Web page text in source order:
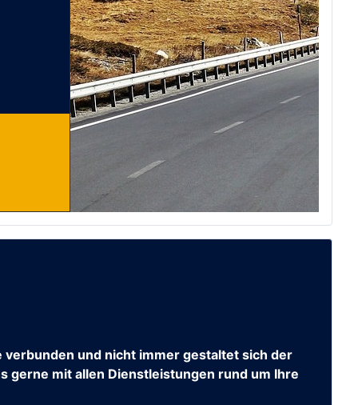
und nicht immer gestaltet sich der
gerne mit allen Dienstleistungen rund um Ihre